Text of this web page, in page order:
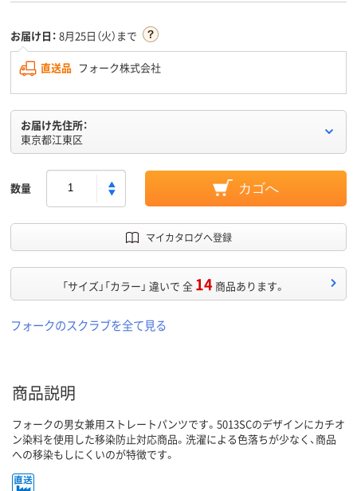
お届け日： 8月25日（火）まで
直送品 フォーク株式会社
お届け先住所：
東京都江東区
数量 カゴへ
マイカタログへ登録
「サイズ」「カラー」 違いで 全 14 商品あります。
フォークのスクラブを全て見る
商品説明
フォークの男女兼用ストレートパンツです。5013SCのデザインにカチオ
ン染料を使用した移染防止対応商品。洗濯による色落ちが少なく、商品
への移染もしにくいのが特徴です。